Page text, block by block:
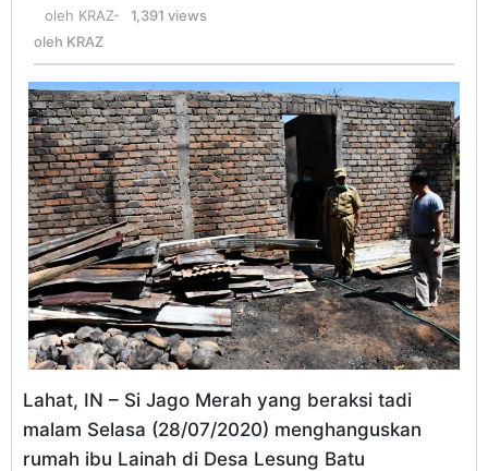
oleh KRAZ-
1,391 views
oleh KRAZ
Lahat, IN – Si Jago Merah yang beraksi tadi
malam Selasa (28/07/2020) menghanguskan
rumah ibu Lainah di Desa Lesung Batu